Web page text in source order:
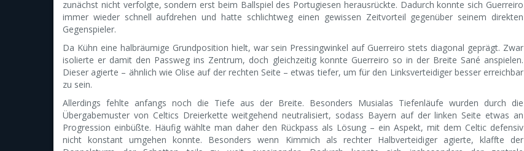
zunächst nicht verfolgte, sondern erst beim Ballspiel des Portugiesen herausrückte. Dadurch konnte sich Guerreiro
immer wieder schnell aufdrehen und hatte schlichtweg einen gewissen Zeitvorteil gegenüber seinem direkten
Gegenspieler.
Da Kühn eine halbräumige Grundposition hielt, war sein Pressingwinkel auf Guerreiro stets diagonal geprägt. Zwar
isolierte er damit den Passweg ins Zentrum, doch gleichzeitig konnte Guerreiro so in der Breite Sané anspielen.
Dieser agierte – ähnlich wie Olise auf der rechten Seite – etwas tiefer, um für den Linksverteidiger besser erreichbar
zu sein.
Allerdings fehlte anfangs noch die Tiefe aus der Breite. Besonders Musialas Tiefenläufe wurden durch die
Übergabemuster von Celtics Dreierkette weitgehend neutralisiert, sodass Bayern auf der linken Seite etwas an
Progression einbüßte. Häufig wählte man daher den Rückpass als Lösung – ein Aspekt, mit dem Celtic defensiv
nicht konstant umgehen konnte. Besonders wenn Kimmich als rechter Halbverteidiger agierte, klaffte der